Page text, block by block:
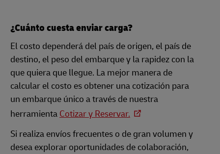
¿Cuánto cuesta enviar carga?
El costo dependerá del país de origen, el país de
destino, el peso del embarque y la rapidez con la
que quiera que llegue. La mejor manera de
calcular el costo es obtener una cotización para
un embarque único a través de nuestra
herramienta Cotizar y Reservar.
Si realiza envíos frecuentes o de gran volumen y
desea explorar oportunidades de colaboración,